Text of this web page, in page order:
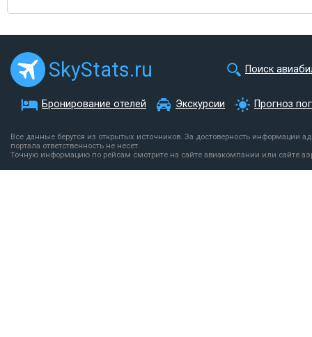
SkyStats.ru Поиск
Бронирование отелей Экскурсии Прогноз
Все данные берутся из открытых источников. За достоверность информации
портала ответственность не несет.
Точную информацию по рейсам смотрите на сайте авиакомпании или сайте